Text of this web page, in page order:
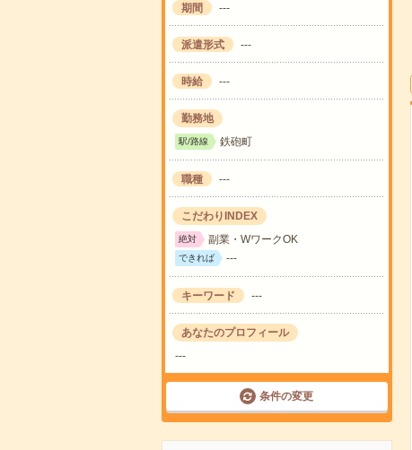
期間 ---
派遣形式 ---
時給 ---
勤務地
駅/路線 鉄砲町
職種 ---
こだわりINDEX
絶対 副業・WワークOK
できれば ---
キーワード ---
あなたのプロフィール
---
条件の変更